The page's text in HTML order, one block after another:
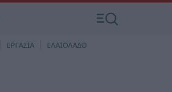
ΕΡΓΑΣΙΑ ΕΛΑΙΟΛΑΔΟ